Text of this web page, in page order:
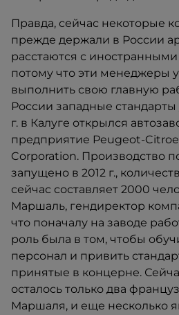
Правда, сейчас некоторые
прежде держали в России
расстаются с
потому что эти менеджеры
выполнить свою главную
России западные
г. в Калуге открылся
предприятие Peugeot-
Corporation. Производство
запущено в 2012 г.,
сейчас составляет 2000
Маршаль, гендиректор
что поначалу на заводе
роль была в том, чтобы
персонал и привить
принятые в концерне.
осталось только два
Маршаля, и еще несколько